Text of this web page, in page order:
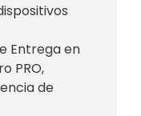
Entrega en
PRO,
de